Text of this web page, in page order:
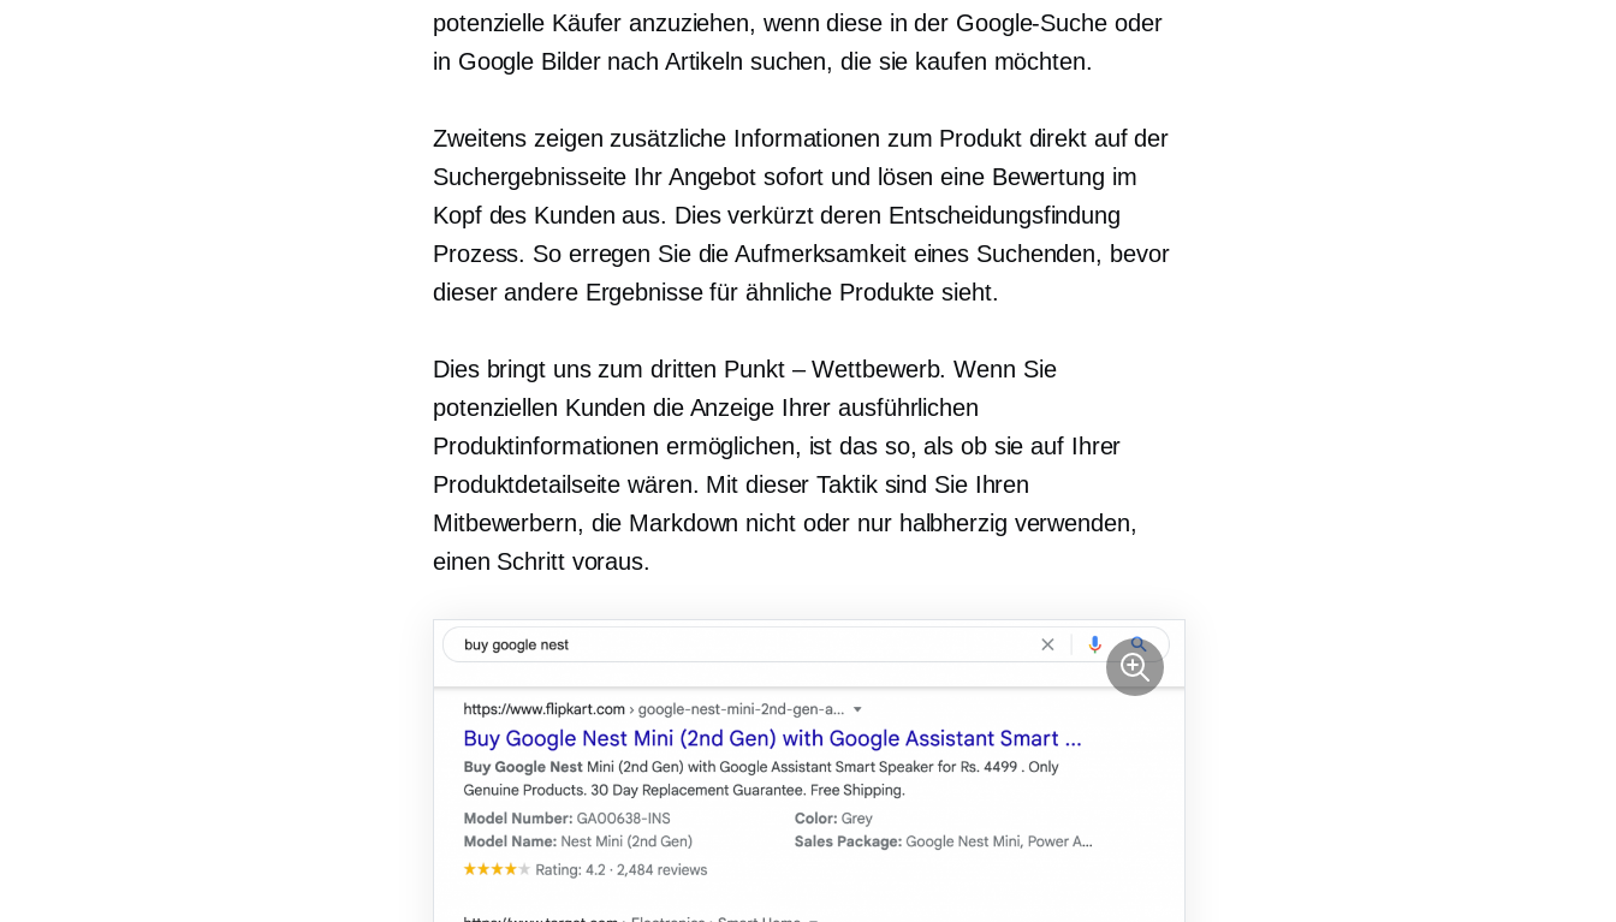
potenzielle Käufer anzuziehen, wenn diese in der Google-Suche oder
in Google Bilder nach Artikeln suchen, die sie kaufen möchten.
Zweitens zeigen zusätzliche Informationen zum Produkt direkt auf der
Suchergebnisseite Ihr Angebot sofort und lösen eine Bewertung im
Kopf des Kunden aus. Dies verkürzt deren Entscheidungsfindung
Prozess. So erregen Sie die Aufmerksamkeit eines Suchenden, bevor
dieser andere Ergebnisse für ähnliche Produkte sieht.
Dies bringt uns zum dritten Punkt – Wettbewerb. Wenn Sie
potenziellen Kunden die Anzeige Ihrer ausführlichen
Produktinformationen ermöglichen, ist das so, als ob sie auf Ihrer
Produktdetailseite wären. Mit dieser Taktik sind Sie Ihren
Mitbewerbern, die Markdown nicht oder nur halbherzig verwenden,
einen Schritt voraus.